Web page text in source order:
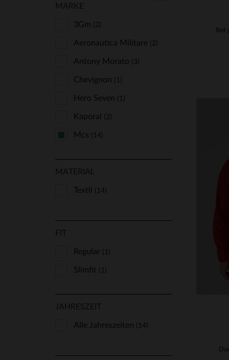
MARKE
3Gm (2)
Aeronautica Militare (2)
Antony Morato (3)
Chevignon (1)
Hero Seven (1)
Kaporal (2)
Mcs (14)
Redskins
Schott(1)
MATERIAL
Textil (14)
FIT
Regular (1)
Slimfit (1)
JAHRESZEIT
Alle Jahreszeiten (14)
Rot